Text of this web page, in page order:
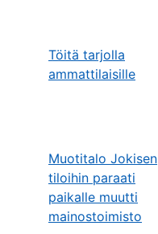
Töitä tarjolla
ammattilaisille
Muotitalo Jokisen
tiloihin paraati
paikalle muutti
mainostoimisto